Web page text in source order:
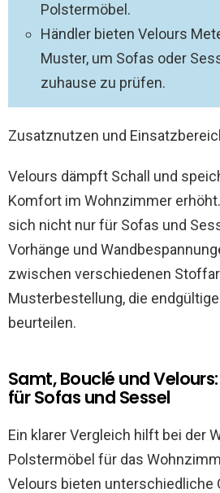
Polstermöbel.
Händler bieten Velours
Muster, um Sofas oder
zuhause zu prüfen.
Zusatznutzen und
Velours dämpft Schall und
Komfort im Wohnzimmer
sich nicht nur für Sofas und
Vorhänge und
zwischen verschiedenen
Musterbestellung, die
beurteilen.
Samt, Bouclé und
für Sofas und Sessel
Ein klarer Vergleich hilft bei der
Polstermöbel für das
Velours bieten unterschiedliche